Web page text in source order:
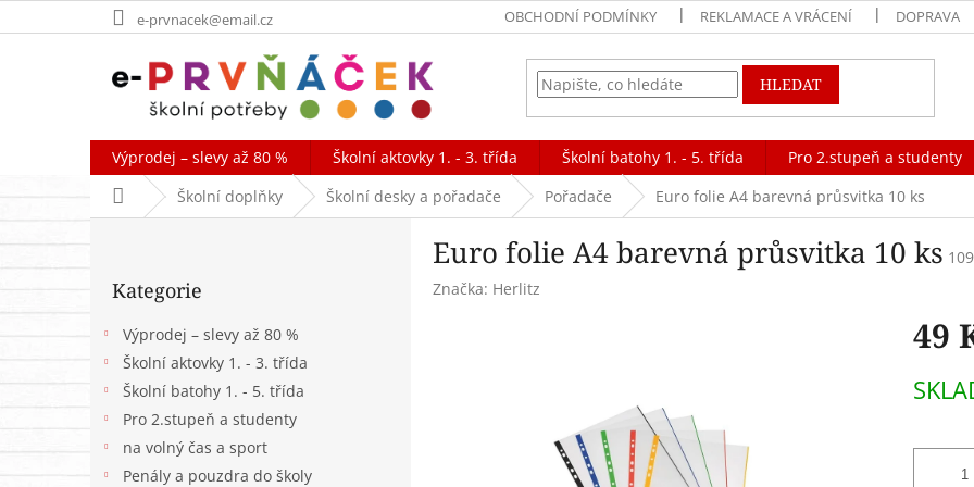
na
e-prvnacek@email.cz OBCHODNÍ PODMÍNKY REKLAMACE A VRÁCENÍ DOPRAVA
HLEDAT
Výprodej – slevy až 80 % Školní aktovky 1. - 3. třída Školní batohy 1. - 5. třída Pro 2.stupeň a studenty
Domů Školní doplňky Školní desky a pořadače Pořadače Euro folie A4 barevná průsvitka 10 ks
P
kategorie
Kategorie
Výprodej – slevy až 80 %
Školní aktovky 1. - 3. třída
Školní batohy 1. - 5. třída
Pro 2.stupeň a studenty
na volný čas a sport
Penály a pouzdra do školy
Euro folie A4 barevná průsvitka 10 ks
Značka: Herlitz
49
cena: